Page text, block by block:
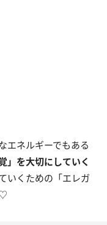
エネルギーでもある
」を大切にしていく
いくための「エレガ